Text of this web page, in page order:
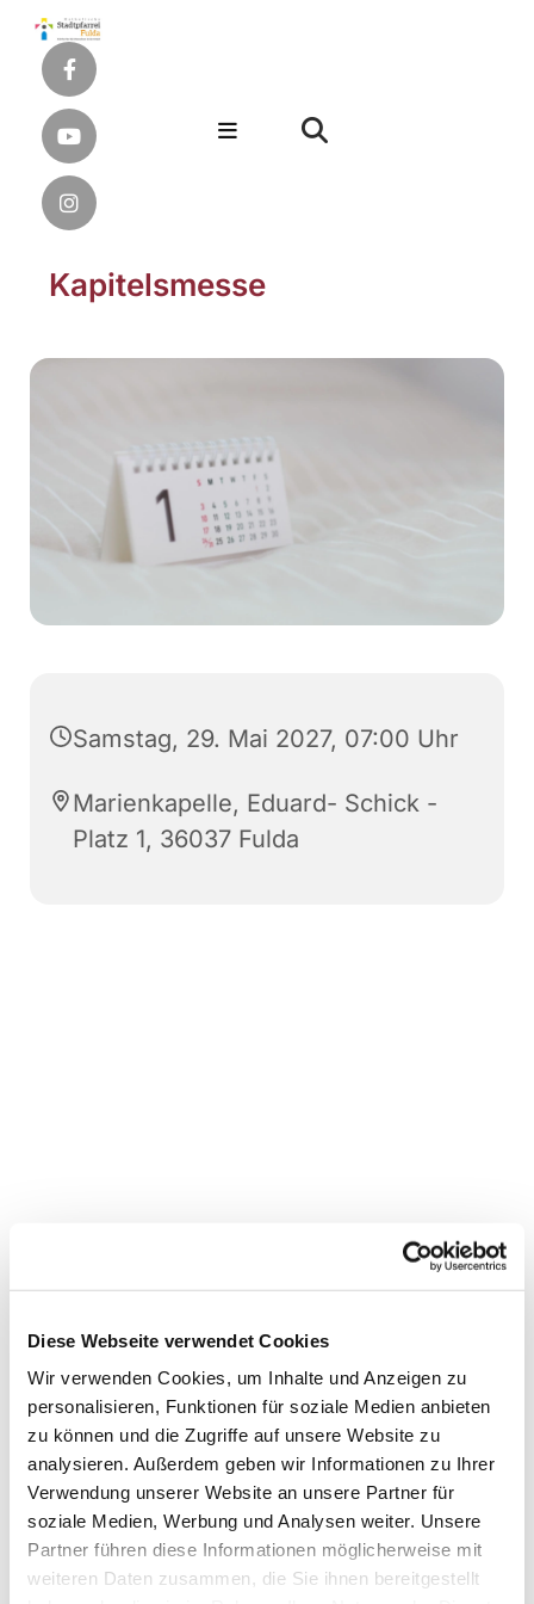
Diese Webseite verwendet Cookies
Wir verwenden Cookies, um Inhalte und Anzeigen zu
personalisieren, Funktionen für soziale Medien anbieten
zu können und die Zugriffe auf unsere Website zu
analysieren. Außerdem geben wir Informationen zu Ihrer
Verwendung unserer Website an unsere Partner für
soziale Medien, Werbung und Analysen weiter. Unsere
Partner führen diese Informationen möglicherweise mit
weiteren Daten zusammen, die Sie ihnen bereitgestellt
Kapitelsmesse
Samstag, 29. Mai 2027, 07:00 Uhr
Marienkapelle, Eduard- Schick -
Platz 1, 36037 Fulda
Dies könnte Sie auch
interessieren